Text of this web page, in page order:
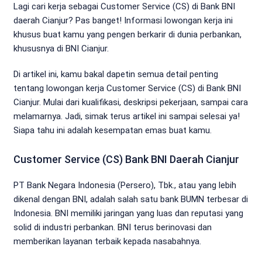
Lagi cari kerja sebagai Customer Service (CS) di Bank BNI
daerah Cianjur? Pas banget! Informasi lowongan kerja ini
khusus buat kamu yang pengen berkarir di dunia perbankan,
khususnya di BNI Cianjur.
Di artikel ini, kamu bakal dapetin semua detail penting
tentang lowongan kerja Customer Service (CS) di Bank BNI
Cianjur. Mulai dari kualifikasi, deskripsi pekerjaan, sampai cara
melamarnya. Jadi, simak terus artikel ini sampai selesai ya!
Siapa tahu ini adalah kesempatan emas buat kamu.
Customer Service (CS) Bank BNI Daerah Cianjur
PT Bank Negara Indonesia (Persero), Tbk., atau yang lebih
dikenal dengan BNI, adalah salah satu bank BUMN terbesar di
Indonesia. BNI memiliki jaringan yang luas dan reputasi yang
solid di industri perbankan. BNI terus berinovasi dan
memberikan layanan terbaik kepada nasabahnya.